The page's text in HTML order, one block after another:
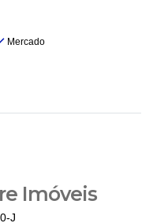
Mercado
Imóveis
J